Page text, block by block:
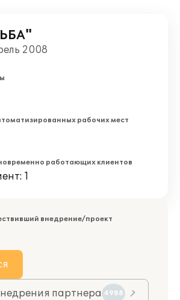
2008
рабочих мест
работающих клиентов
1
внедрение/проект
партнера 4988